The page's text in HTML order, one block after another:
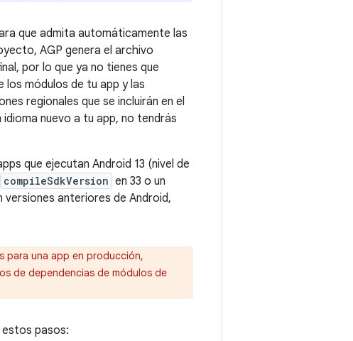
que admita automáticamente las
AGP genera el archivo
por lo que ya no tienes que
los módulos de tu app y las
regionales que se incluirán en el
nuevo a tu app, no tendrás
que ejecutan Android 13 (nivel de
compileSdkVersion en 33 o un
anteriores de Android,
para una app en producción,
de dependencias de módulos de
estos pasos: